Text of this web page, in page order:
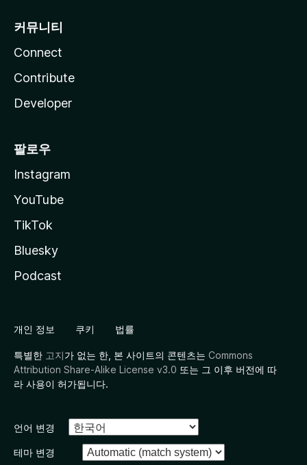
커뮤니티
Connect
Contribute
Developer
팔로우
Instagram
YouTube
TikTok
Bluesky
Podcast
개인 정보 쿠키 법률
특별한 고지가 없는 한, 본 사이트의 콘텐츠는 Commons
Attribution Share-Alike License v3.0 또는 그 이후 버전에 따
라 사용이 허가됩니다.
언어 변경
테마 변경